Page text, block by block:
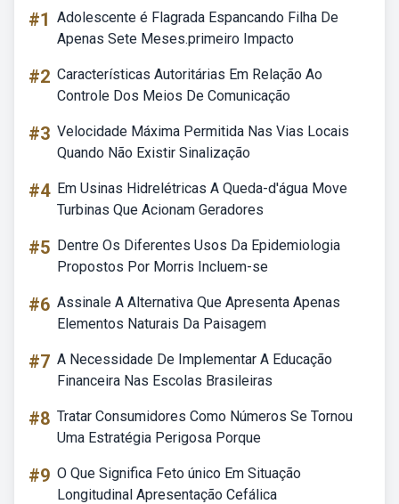
#1 Adolescente é Flagrada Espancando Filha De
Apenas Sete Meses.primeiro Impacto
#2 Características Autoritárias Em Relação Ao
Controle Dos Meios De Comunicação
#3 Velocidade Máxima Permitida Nas Vias Locais
Quando Não Existir Sinalização
#4 Em Usinas Hidrelétricas A Queda-d'água Move
Turbinas Que Acionam Geradores
#5 Dentre Os Diferentes Usos Da Epidemiologia
Propostos Por Morris Incluem-se
#6 Assinale A Alternativa Que Apresenta Apenas
Elementos Naturais Da Paisagem
#7 A Necessidade De Implementar A Educação
Financeira Nas Escolas Brasileiras
#8 Tratar Consumidores Como Números Se Tornou
Uma Estratégia Perigosa Porque
#9 O Que Significa Feto único Em Situação
Longitudinal Apresentação Cefálica